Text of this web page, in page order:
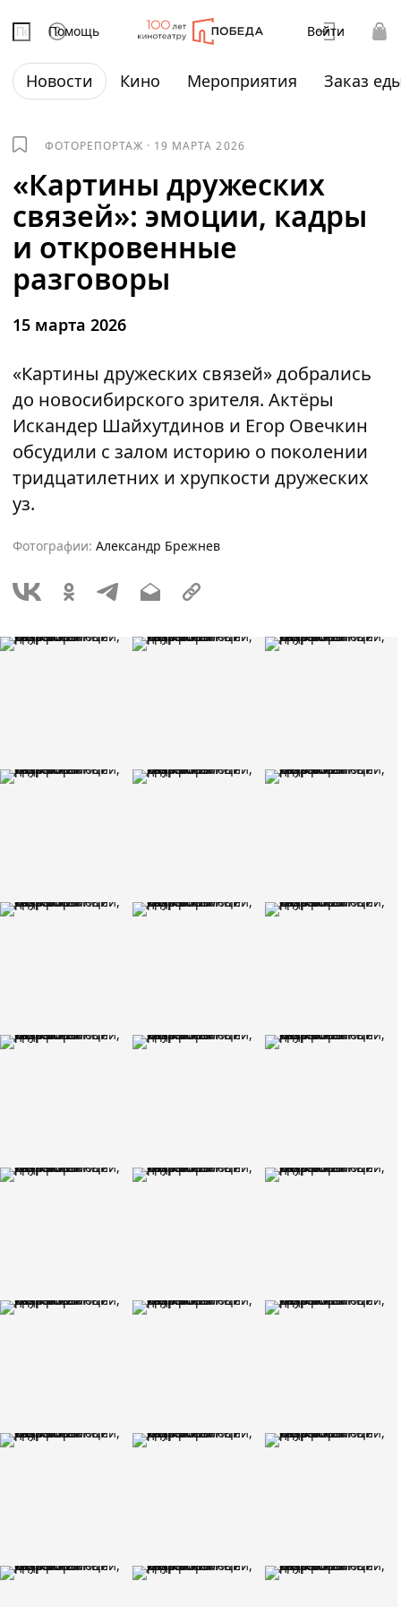
Помощь Войти
Новости Кино Мероприятия Заказ
ФОТОРЕПОРТАЖ · 19 МАРТА 2026
«Картины дружеских
связей»: эмоции, кадры
и откровенные
разговоры
15 марта 2026
«Картины дружеских связей» добрались
до новосибирского зрителя. Актёры
Искандер Шайхутдинов и Егор Овечкин
обсудили с залом историю о поколении
тридцатилетних и хрупкости дружеских
уз.
Фотографии: Александр Брежнев